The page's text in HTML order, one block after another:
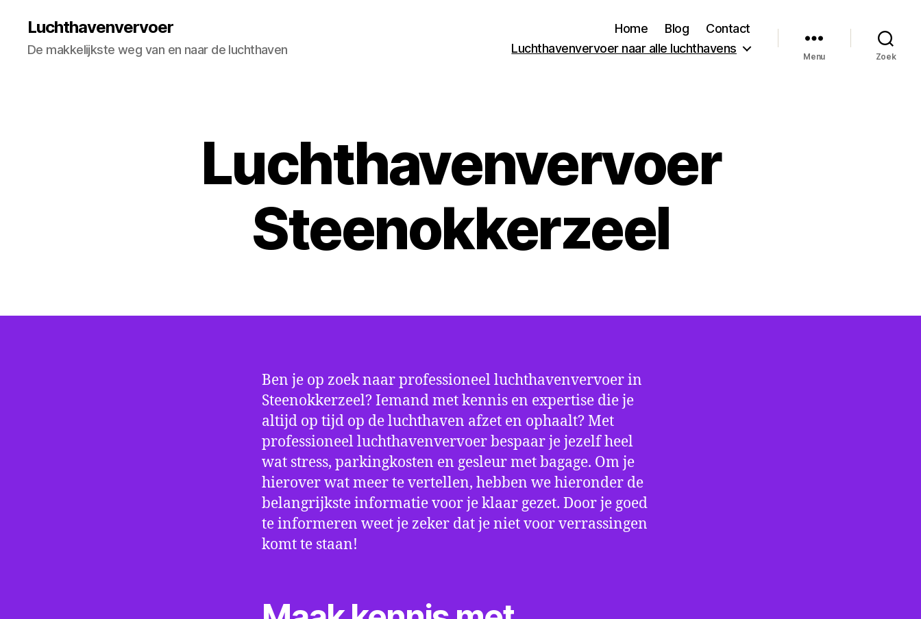
Luchthavenvervoer
De makkelijkste weg van en naar de luchthaven
Home Blog
Contact
Luchthavenvervoer naar alle luchthavens
Menu Zoek
Luchthavenvervoer
Steenokkerzeel
Ben je op zoek naar professioneel luchthavenvervoer in
Steenokkerzeel? Iemand met kennis en expertise die je
altijd op tijd op de luchthaven afzet en ophaalt? Met
professioneel luchthavenvervoer bespaar je jezelf heel
wat stress, parkingkosten en gesleur met bagage. Om je
hierover wat meer te vertellen, hebben we hieronder de
belangrijkste informatie voor je klaar gezet. Door je goed
te informeren weet je zeker dat je niet voor verrassingen
komt te staan!